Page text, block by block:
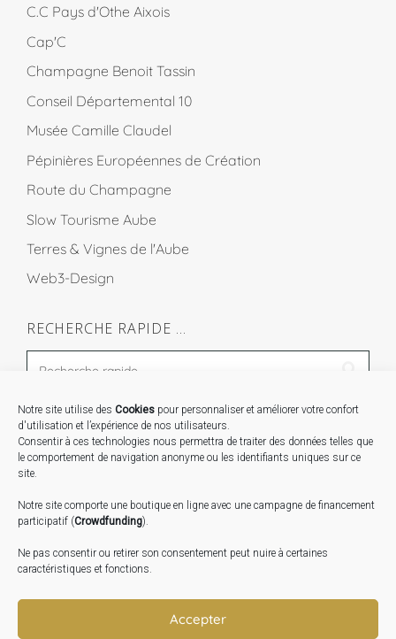
Notre site utilise des Cookies pour personnaliser et améliorer votre confort
d'utilisation et l’expérience de nos utilisateurs.
Consentir à ces technologies nous permettra de traiter des données telles que
le comportement de navigation anonyme ou les identifiants uniques sur ce
site.
Notre site comporte une boutique en ligne avec une campagne de financement
participatif (Crowdfunding).
Ne pas consentir ou retirer son consentement peut nuire à certaines
caractéristiques et fonctions.
Accepter
C.C Pays d'Othe Aixois
Cap'C
Champagne Benoit Tassin
Conseil Départemental 10
Musée Camille Claudel
Pépinières Européennes de Création
Route du Champagne
Slow Tourisme Aube
Terres & Vignes de l'Aube
Web3-Design
RECHERCHE RAPIDE …
STAGES …
Expo « Mesures de lumière » du 19 Sept au 29 Nov.
Inauguration de la Grange : Le 17 Oct. 2026
Atelier Image : L’art au service de la santé mentale –
10 Oct. 2026